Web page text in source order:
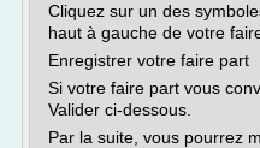
Cliquez sur un des
haut à gauche de votre
Enregistrer votre faire part
Si votre faire part vous
Valider ci-dessous.
Par la suite, vous pourrez